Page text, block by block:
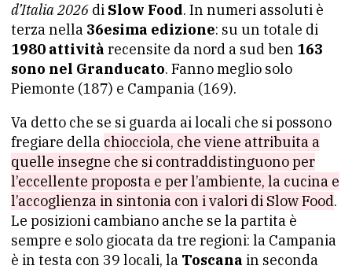
d’Italia 2026 di Slow Food. In numeri assoluti è
terza nella 36esima edizione: su un totale di
1980 attività recensite da nord a sud ben 163
sono nel Granducato. Fanno meglio solo
Piemonte (187) e Campania (169).
Va detto che se si guarda ai locali che si possono
fregiare della chiocciola, che viene attribuita a
quelle insegne che si contraddistinguono per
l’eccellente proposta e per l’ambiente, la cucina e
l’accoglienza in sintonia con i valori di Slow Food.
Le posizioni cambiano anche se la partita è
sempre e solo giocata da tre regioni: la Campania
è in testa con 39 locali, la Toscana in seconda